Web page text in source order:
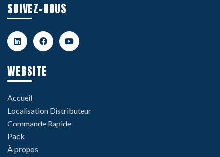
SUIVEZ-NOUS
WEBSITE
Accueil
Localisation Distributeur
Commande Rapide
Pack
À propos